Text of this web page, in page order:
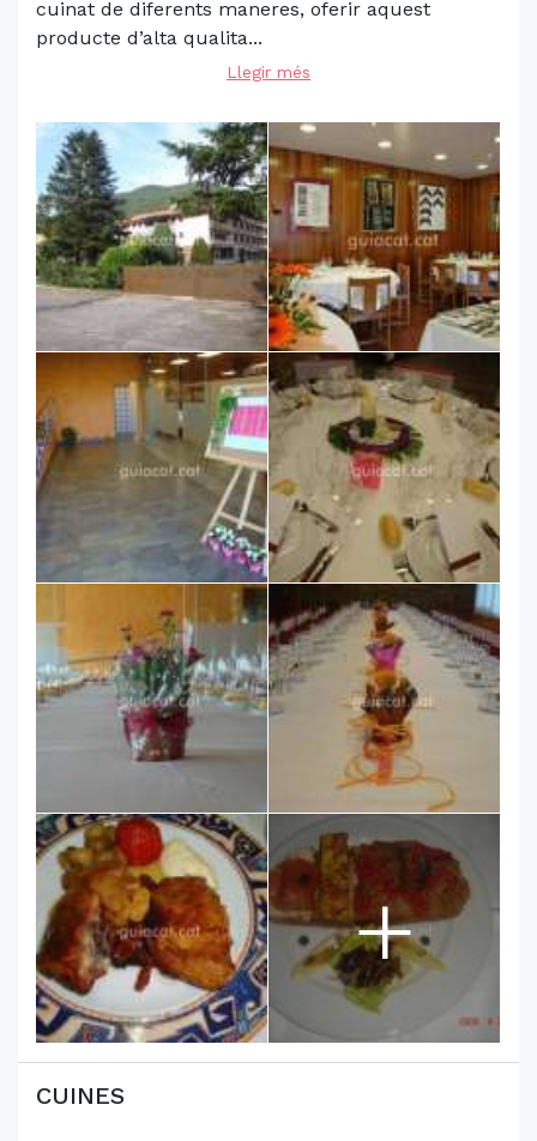
cuinat de diferents maneres, oferir aquest
producte d’alta qualita...
Llegir més
+
CUINES